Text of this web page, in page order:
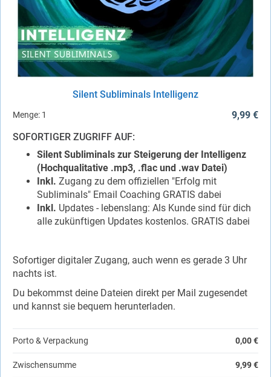
Silent Subliminals Intelligenz
Menge: 1
9,99 €
SOFORTIGER ZUGRIFF AUF:
Silent Subliminals zur Steigerung der Intelligenz
(Hochqualitative .mp3, .flac und .wav Datei)
Inkl. Zugang zu dem offiziellen "Erfolg mit
Subliminals" Email Coaching GRATIS dabei
Inkl. Updates - lebenslang: Als Kunde sind für dich
alle zukünftigen Updates kostenlos. GRATIS dabei
Sofortiger digitaler Zugang, auch wenn es gerade 3 Uhr
nachts ist.
Du bekommst deine Dateien direkt per Mail zugesendet
und kannst sie bequem herunterladen.
Porto & Verpackung 0,00 €
Zwischensumme 9,99 €